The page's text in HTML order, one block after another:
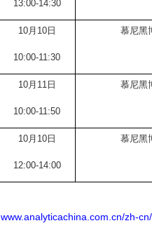
13:00-14:30
10月 10日
10:00-11:30
慕尼黑
10月 11日
10:00-11:50
慕尼黑
10月 10日
12:00-14:00
慕尼黑
www.analyticachina.com.cn/zh-